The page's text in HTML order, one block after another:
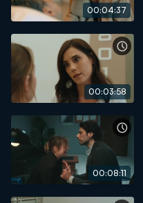
00:04:37
00:03:58
00:08:11